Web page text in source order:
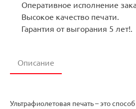
Оперативное исполнение
Высокое качество печати.
Гарантия от выгорания 5 лет!.
Описание
Ультрафиолетовая печать – это